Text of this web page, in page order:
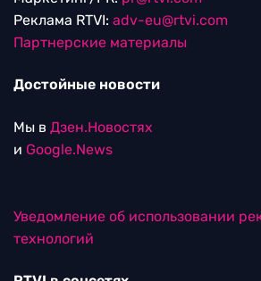
Реклама RTVI: adv-eu@rtvi.com
Партнерские материалы
Достойные новости
Мы в Дзен.Новостях
и Google.News
Уведомление об использовании
технологий